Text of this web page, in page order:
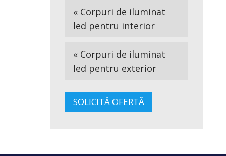
« Corpuri de iluminat
led pentru interior
« Corpuri de iluminat
led pentru exterior
SOLICITĂ OFERTĂ